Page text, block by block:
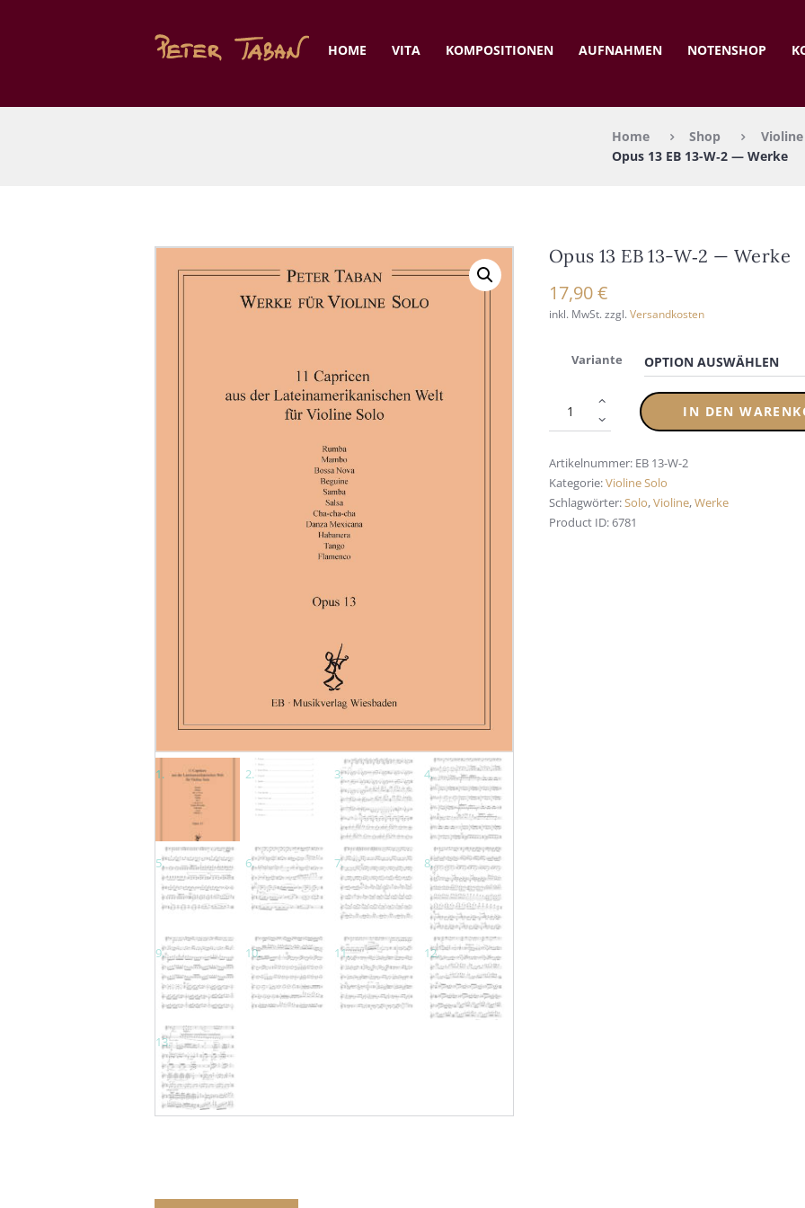
HOME VITA KOM­PO­SI­TIO­NEN AUF­NAH­MEN NOTEN­SHOP
Home Shop
Opus 13 EB 13-W‑2 — Wer­ke
Opus 13 EB 13-W‑2 — Wer­ke
17,90€
inkl. MwSt. zzgl. Versandkosten
Variante
IN DEN
Artikelnummer: EB 13-W-2
Kategorie:Violine Solo
Schlagwörter:Solo,Violine,Werke
Product ID:6781